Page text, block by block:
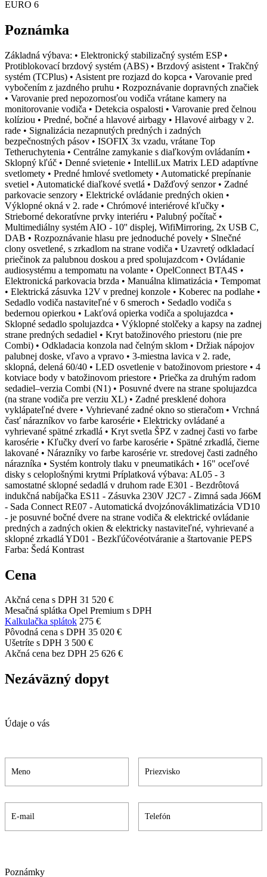
EURO 6
Poznámka
Základná výbava: • Elektronický stabilizačný systém ESP •
Protiblokovací brzdový systém (ABS) • Brzdový asistent • Trakčný
systém (TCPlus) • Asistent pre rozjazd do kopca • Varovanie pred
vybočením z jazdného pruhu • Rozpoznávanie dopravných značiek
• Varovanie pred nepozornosťou vodiča vrátane kamery na
monitorovanie vodiča • Detekcia ospalosti • Varovanie pred čelnou
kolíziou • Predné, bočné a hlavové airbagy • Hlavové airbagy v 2.
rade • Signalizácia nezapnutých predných i zadných
bezpečnostných pásov • ISOFIX 3x vzadu, vrátane Top
Tetheruchytenia • Centrálne zamykanie s diaľkovým ovládaním •
Sklopný kľúč • Denné svietenie • IntelliLux Matrix LED adaptívne
svetlomety • Predné hmlové svetlomety • Automatické prepínanie
svetiel • Automatické diaľkové svetlá • Dažďový senzor • Zadné
parkovacie senzory • Elektrické ovládanie predných okien •
Výklopné okná v 2. rade • Chrómové interiérové kľučky •
Strieborné dekoratívne prvky interiéru • Palubný počítač •
Multimediálny systém AIO - 10'' displej, WifiMirroring, 2x USB C,
DAB • Rozpoznávanie hlasu pre jednoduché povely • Slnečné
clony osvetlené, s zrkadlom na strane vodiča • Uzavretý odkladací
priečinok za palubnou doskou a pred spolujazdcom • Ovládanie
audiosystému a tempomatu na volante • OpelConnect BTA4S •
Elektronická parkovacia brzda • Manuálna klimatizácia • Tempomat
• Elektrická zásuvka 12V v prednej konzole • Koberec na podlahe •
Sedadlo vodiča nastaviteľné v 6 smeroch • Sedadlo vodiča s
bedernou opierkou • Lakťová opierka vodiča a spolujazdca •
Sklopné sedadlo spolujazdca • Výklopné stolčeky a kapsy na zadnej
strane predných sedadiel • Kryt batožinového priestoru (nie pre
Combi) • Odkladacia konzola nad čelným sklom • Držiak nápojov
palubnej doske, vľavo a vpravo • 3-miestna lavica v 2. rade,
sklopná, delená 60/40 • LED osvetlenie v batožinovom priestore • 4
kotviace body v batožinovom priestore • Priečka za druhým radom
sedadiel–verzia Combi (N1) • Posuvné dvere na strane spolujazdca
(na strane vodiča pre verziu XL) • Zadné presklené dohora
vyklápateľné dvere • Vyhrievané zadné okno so stieračom • Vrchná
časť nárazníkov vo farbe karosérie • Elektricky ovládané a
vyhrievané spätné zrkadlá • Kryt svetla ŠPZ v zadnej časti vo farbe
karosérie • Kľučky dverí vo farbe karosérie • Spätné zrkadlá, čierne
lakované • Nárazníky vo farbe karosérie vr. stredovej časti zadného
nárazníka • Systém kontroly tlaku v pneumatikách • 16" oceľové
disky s celoplošnými krytmi Príplatková výbava: AL05 - 3
samostatné sklopné sedadlá v druhom rade E301 - Bezdrôtová
indukčná nabíjačka ES11 - Zásuvka 230V J2C7 - Zimná sada J66M
- Sada Connect RE07 - Automatická dvojzónováklimatizácia VD10
- je posuvné bočné dvere na strane vodiča & elektrické ovládanie
predných a zadných okien & elektricky nastaviteľné, vyhrievané a
sklopné zrkadlá YD01 - Bezkľúčovéotváranie a štartovanie PEPS
Farba: Šedá Kontrast
Cena
Akčná cena s DPH 31 520 €
Mesačná splátka Opel Premium s DPH
Kalkulačka splátok 275 €
Pôvodná cena s DPH 35 020 €
Ušetríte s DPH 3 500 €
Akčná cena bez DPH 25 626 €
Nezáväzný dopyt
Údaje o vás
Poznámky